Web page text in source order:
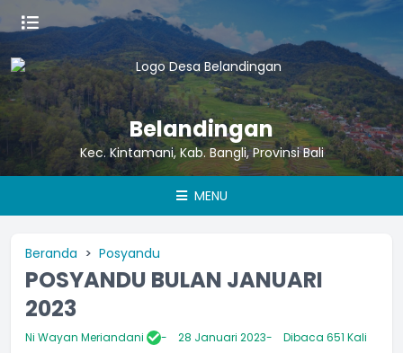
Belandingan
Kec. Kintamani, Kab. Bangli, Provinsi Bali
MENU
Beranda Posyandu
POSYANDU BULAN JANUARI
2023
Ni Wayan Meriandani 28 Januari 2023 Dibaca 651 Kali